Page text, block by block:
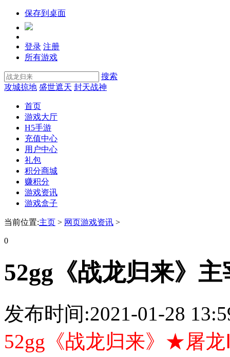
保存到桌面
登录 注册
所有游戏
搜索
攻城掠地 盛世遮天 封天战神
首页
游戏大厅
H5手游
充值中心
用户中心
礼包
积分商城
赚积分
游戏资讯
游戏盒子
当前位置:主页 > 网页游戏资讯 >
0
52gg《战龙归来》
发布时间:2021-01-28
52gg《战龙归来》★屠